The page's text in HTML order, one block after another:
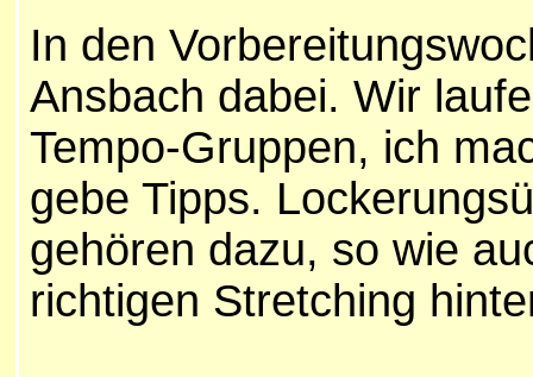
In den
Ansbach dabei. Wir
Tempo-Gruppen, ich
gebe Tipps.
gehören dazu, so wie
richtigen Stretching